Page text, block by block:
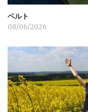
ベルト
08/06/2026